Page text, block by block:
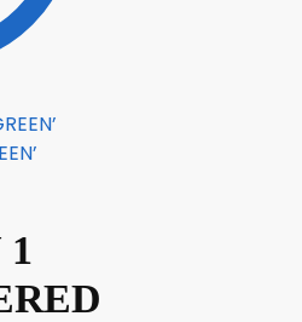
1